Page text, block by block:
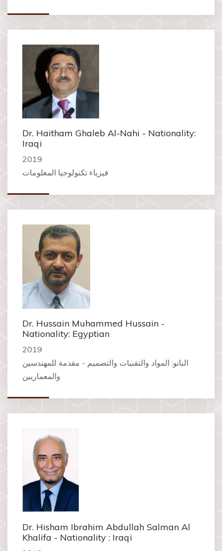
Dr. Haitham Ghaleb Al-Nahi - Nationality:
Iraqi
2019
فيزياء تكنولوجيا المعلومات
Dr. Hussain Muhammed Hussain -
Nationality: Egyptian
2019
النانو: المواد والتقنيات والتصميم - مقدمة للمهندسين
والمعماريين
Dr. Hisham Ibrahim Abdullah Salman Al
Khalifa - Nationality : Iraqi